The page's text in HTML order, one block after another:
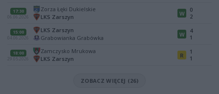
17:30
06.06.2026
Zorza Łęki Dukielskie
LKS Zarszyn
W
0
2
15:00
04.06.2026
LKS Zarszyn
Grabowianka Grabówka
W
4
1
18:00
29.05.2026
Zamczysko Mrukowa
LKS Zarszyn
R
1
1
ZOBACZ WIĘCEJ (26)